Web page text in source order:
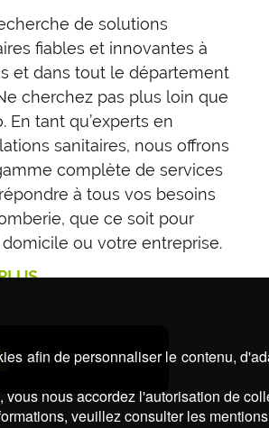
de solutions
fiables et innovantes à
et dans tout le département
cherchez pas plus loin que
En tant qu’experts en
sanitaires, nous offrons
complète de services
à tous vos besoins
que ce soit pour
ou votre entreprise.
CONTACTEZ-NOUS !
afin de personnaliser le contenu,
vous nous accordez l'autorisation de
veuillez consulter les